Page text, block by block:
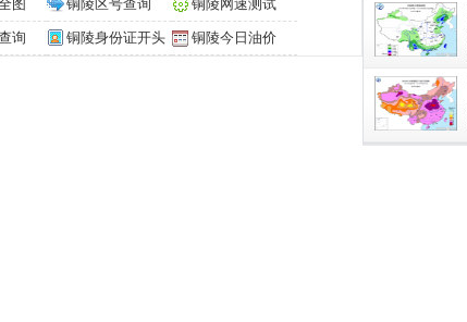
图 铜陵区号查询 铜陵网速测试
询 铜陵身份证开头 铜陵今日油价